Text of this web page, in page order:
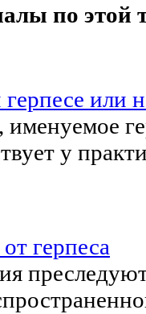
по этой
или
именуемое
у
герпеса